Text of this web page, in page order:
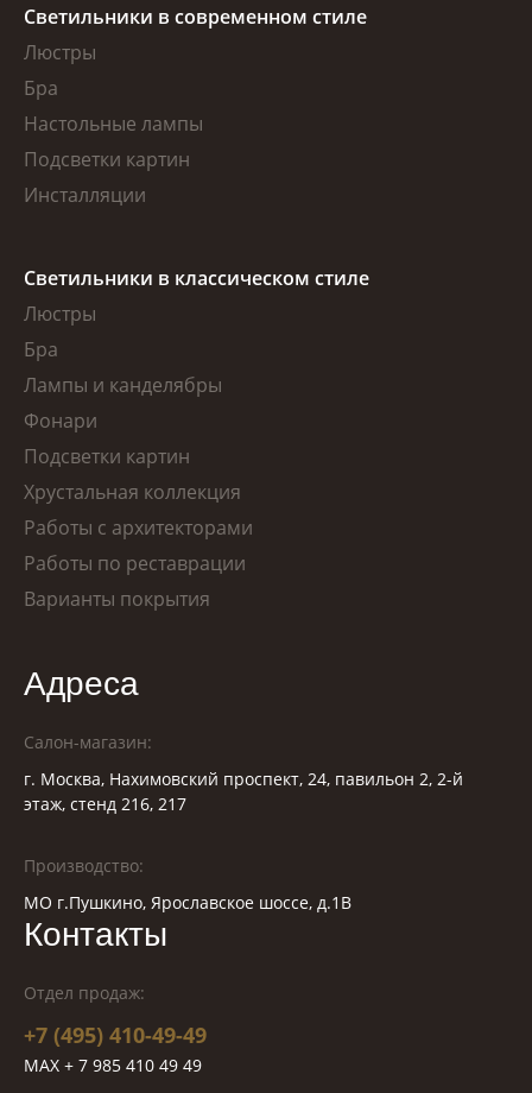
Светильники в современном стиле
Люстры
Бра
Настольные лампы
Подсветки картин
Инсталляции
Светильники в классическом стиле
Люстры
Бра
Лампы и канделябры
Фонари
Подсветки картин
Хрустальная коллекция
Работы с архитекторами
Работы по реставрации
Варианты покрытия
Адреса
Салон-магазин:
г. Москва, Нахимовский проспект, 24, павильон 2, 2-й
этаж, стенд 216, 217
Производство:
МО г.Пушкино, Ярославское шоссе, д.1В
Контакты
Отдел продаж:
+7 (495) 410-49-49
MAX + 7 985 410 49 49